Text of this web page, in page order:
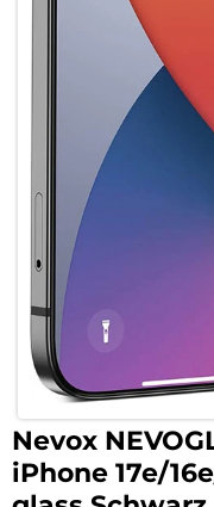
Nevox
iPhone 17e/